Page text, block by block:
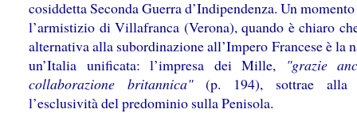
cosiddetta Seconda Guerra d’Indipendenza. Un
l’armistizio di Villafranca (Verona), quando è chiaro
alternativa alla subordinazione all’Impero Francese è la
un’Italia unificata: l’impresa dei Mille, "grazie
collaborazione britannica"(p. 194), sottrae alla
l’esclusività del predominio sulla Penisola.